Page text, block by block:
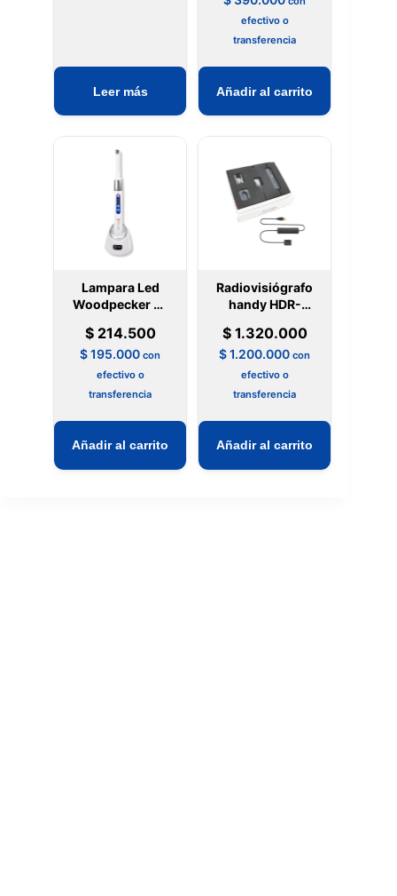
Leer más
efectivo o
transferencia
Añadir al carrito
Lampara Led
Woodpecker de
$214.500
$195.000 con
efectivo o
transferencia
Añadir al carrito
Radiovisiógrafo
handy HDR-
$1.320.000
$1.200.000 con
efectivo o
transferencia
Añadir al carrito